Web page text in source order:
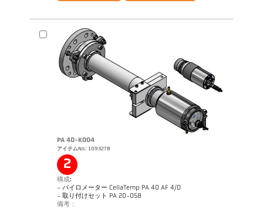
PA 40-K004
アイテムNo.: 1093278
2
構成:
- パイロメーター CellaTemp PA 40 AF 4/D
- 取り付けセット PA 20-058
備考：